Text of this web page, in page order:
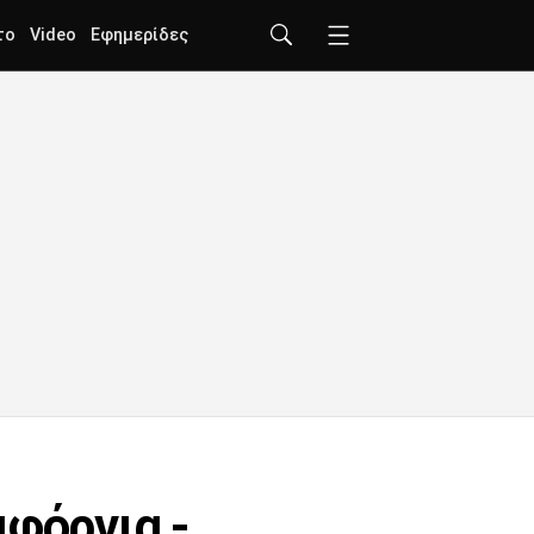
Video Εφημερίδες